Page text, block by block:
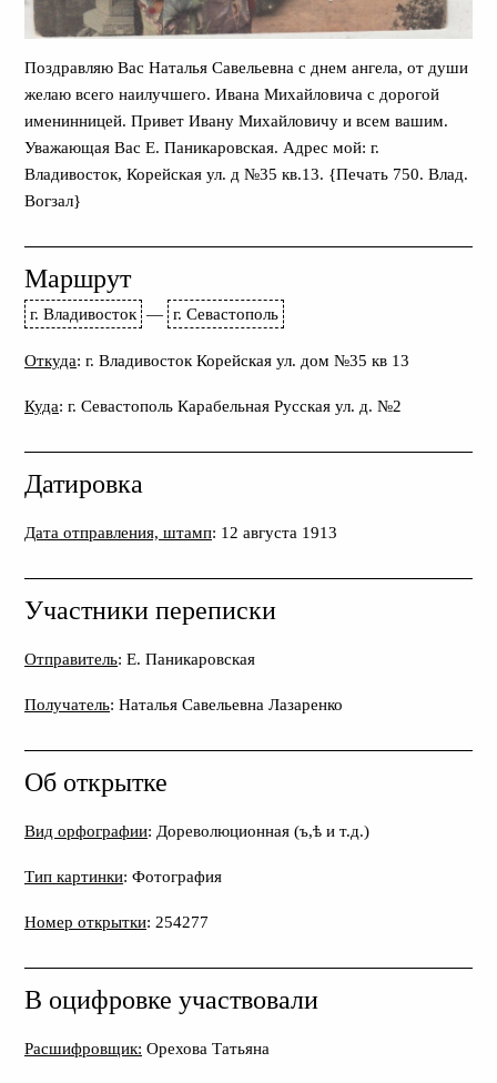
Поздравляю Вас Наталья Савельевна с днем ангела, от души
желаю всего наилучшего. Ивана Михайловича с дорогой
именинницей. Привет Ивану Михайловичу и всем вашим.
Уважающая Вас Е. Паникаровская. Адрес мой: г.
Владивосток, Корейская ул. д №35 кв.13. {Печать 750. Влад.
Вогзал}
Маршрут
г. Владивосток — г. Севастополь
Откуда: г. Владивосток Корейская ул. дом №35 кв 13
Куда: г. Севастополь Карабельная Русская ул. д. №2
Датировка
Дата отправления, штамп: 12 августа 1913
Участники переписки
Отправитель: Е. Паникаровская
Получатель: Наталья Савельевна Лазаренко
Об открытке
Вид орфографии: Дореволюционная (ъ,ѣ и т.д.)
Тип картинки: Фотография
Номер открытки: 254277
В оцифровке участвовали
Расшифровщик: Орехова Татьяна